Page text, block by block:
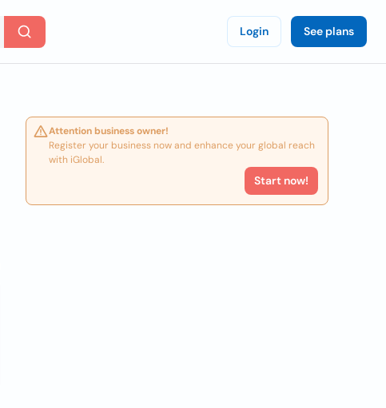
Login See plans
Attention business owner!
Register your business now and enhance your global reach
with iGlobal.
Start now!